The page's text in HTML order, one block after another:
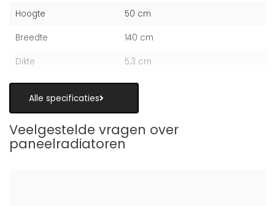
Hoogte 50 cm
Breedte 140 cm
Dikte 5,3 cm
Alle specificaties
Veelgestelde vragen over
paneelradiatoren